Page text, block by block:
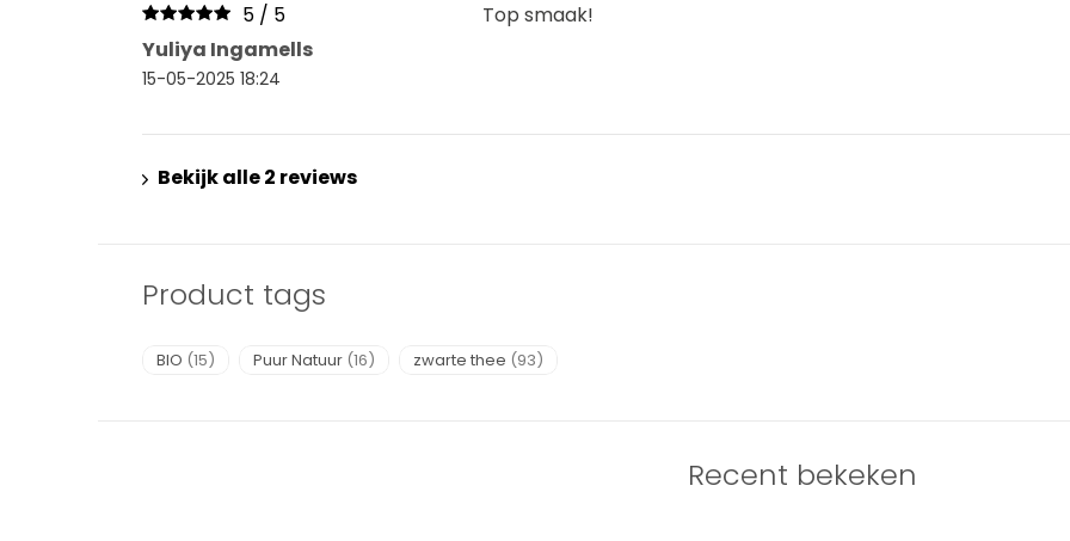
5 / 5
Yuliya Ingamells
15-05-2025 18:24
Top smaak!
Bekijk alle 2 reviews
Product tags
BIO (15) Puur Natuur (16) zwarte thee (93)
Recent bekeken